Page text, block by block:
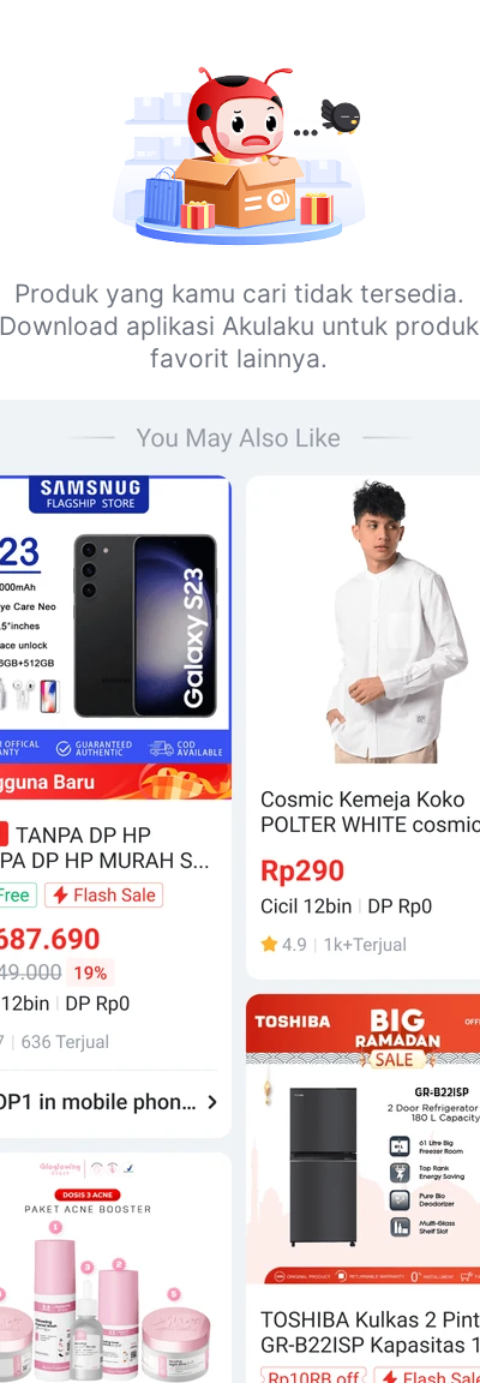
Produk yang kamu cari tidak tersedia.
Download aplikasi Akulaku untuk produk
favorit lainnya.